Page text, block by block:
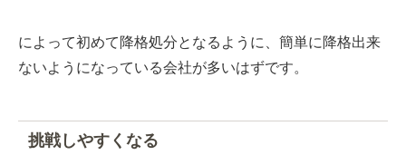
によって初めて降格処分となるように、簡単に降格出来
ないようになっている会社が多いはずです。
挑戦しやすくなる